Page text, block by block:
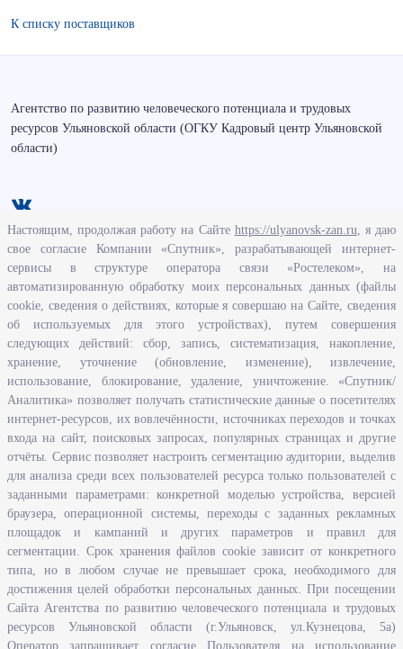
К списку поставщиков
Агентство по развитию человеческого потенциала и трудовых
ресурсов Ульяновской области (ОГКУ Кадровый центр Ульяновской
области)
Исполнение бюджетных средств
Человеческий потенциал
Информационная безопасность
Перечень нормативно - правовых актов, определяющих полномочия,
задачи и функции Агентства по развитию человеческого потенциала
и трудовых ресурсов Ульяновской области
Развитие правовой грамотности и правосознания граждан в
Ульяновской области
Информация
Законодательство
Льготы организациям и индивидуальным предпринимателям
Иностранная рабочая сила
Информация об отдельных видах деятельности
Подпрограмма «Оказание содействия добровольному переселению в
Настоящим, продолжая работу на Сайте https://ulyanovsk-zan.ru, я даю
свое согласие Компании «Спутник», разрабатывающей интернет-
сервисы в структуре оператора связи «Ростелеком», на
автоматизированную обработку моих персональных данных (файлы
cookie, сведения о действиях, которые я совершаю на Сайте, сведения
об используемых для этого устройствах), путем совершения
следующих действий: сбор, запись, систематизация, накопление,
хранение, уточнение (обновление, изменение), извлечение,
использование, блокирование, удаление, уничтожение. «Спутник/
Аналитика» позволяет получать статистические данные о посетителях
интернет-ресурсов, их вовлечённости, источниках переходов и точках
входа на сайт, поисковых запросах, популярных страницах и другие
отчёты. Сервис позволяет настроить сегментацию аудитории, выделив
для анализа среди всех пользователей ресурса только пользователей с
заданными параметрами: конкретной моделью устройства, версией
браузера, операционной системы, переходы с заданных рекламных
площадок и кампаний и других параметров и правил для
сегментации. Срок хранения файлов cookie зависит от конкретного
типа, но в любом случае не превышает срока, необходимого для
достижения целей обработки персональных данных. При посещении
Сайта Агентства по развитию человеческого потенциала и трудовых
ресурсов Ульяновской области (г.Ульяновск, ул.Кузнецова, 5а)
Оператор запрашивает согласие Пользователя на использование